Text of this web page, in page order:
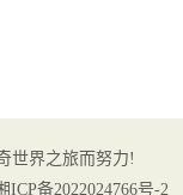
世界之旅而努力!
ICP备2022024766号-2